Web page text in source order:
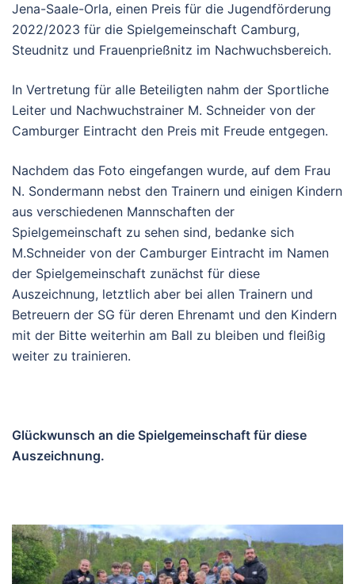
Jena-Saale-Orla, einen Preis für die Jugendförderung
2022/2023 für die Spielgemeinschaft Camburg,
Steudnitz und Frauenprießnitz im Nachwuchsbereich.
In Vertretung für alle Beteiligten nahm der Sportliche
Leiter und Nachwuchstrainer M. Schneider von der
Camburger Eintracht den Preis mit Freude entgegen.
Nachdem das Foto eingefangen wurde, auf dem Frau
N. Sondermann nebst den Trainern und einigen Kindern
aus verschiedenen Mannschaften der
Spielgemeinschaft zu sehen sind, bedanke sich
M.Schneider von der Camburger Eintracht im Namen
der Spielgemeinschaft zunächst für diese
Auszeichnung, letztlich aber bei allen Trainern und
Betreuern der SG für deren Ehrenamt und den Kindern
mit der Bitte weiterhin am Ball zu bleiben und fleißig
weiter zu trainieren.
Glückwunsch an die Spielgemeinschaft für diese
Auszeichnung.